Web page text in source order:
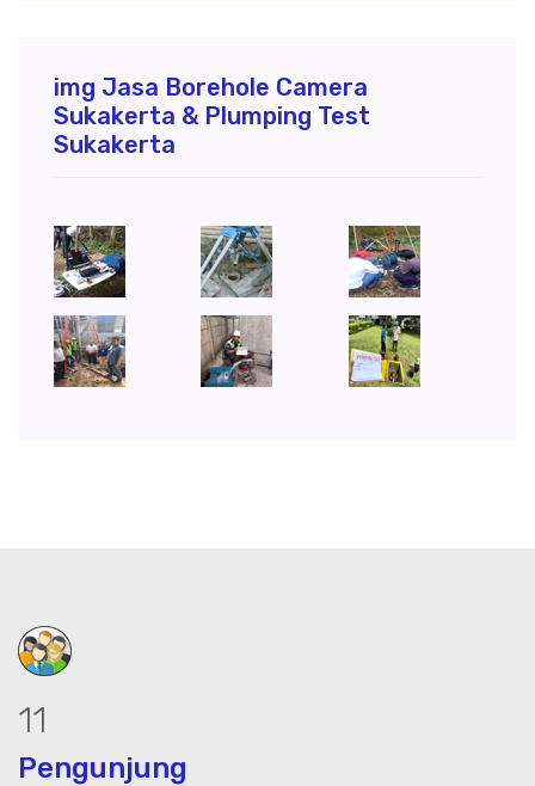
img Jasa Borehole Camera
Sukakerta & Plumping Test
Sukakerta
14
Pengunjung